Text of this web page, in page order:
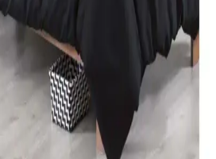
Takımları: Konfor ve
konfor ve şıklığı bir arada sunan tek
kumaşlar ve uygun fiyat
yardımcı olur.
Dekorasyonunda Siyah Tek
Seçenekleri ve İpuçları